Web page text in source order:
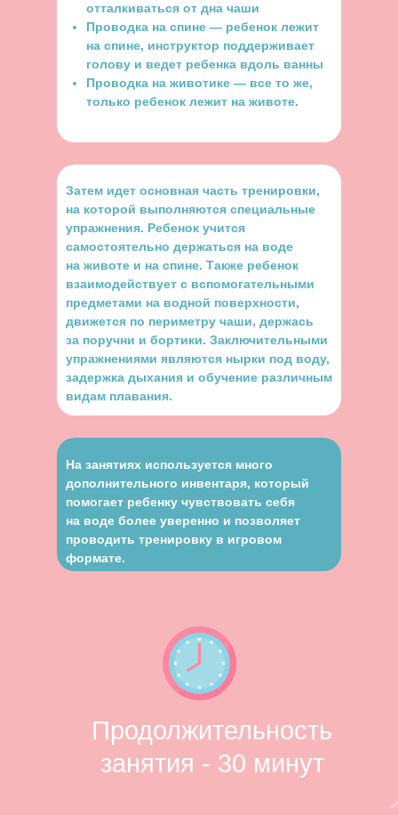
отталкиваться от дна чаши
Проводка на спине — ребенок лежит
на спине, инструктор поддерживает
голову и ведет ребенка вдоль ванны
Проводка на животике — все то же,
только ребенок лежит на животе.
Затем идет основная часть тренировки,
на которой выполняются специальные
упражнения. Ребенок учится
самостоятельно держаться на воде
на животе и на спине. Также ребенок
взаимодействует с вспомогательными
предметами на водной поверхности,
движется по периметру чаши, держась
за поручни и бортики. Заключительными
упражнениями являются нырки под воду,
задержка дыхания и обучение различным
видам плавания.
На занятиях используется много
дополнительного инвентаря, который
помогает ребенку чувствовать себя
на воде более уверенно и позволяет
проводить тренировку в игровом
формате.
Продолжительность
занятия - 30 минут